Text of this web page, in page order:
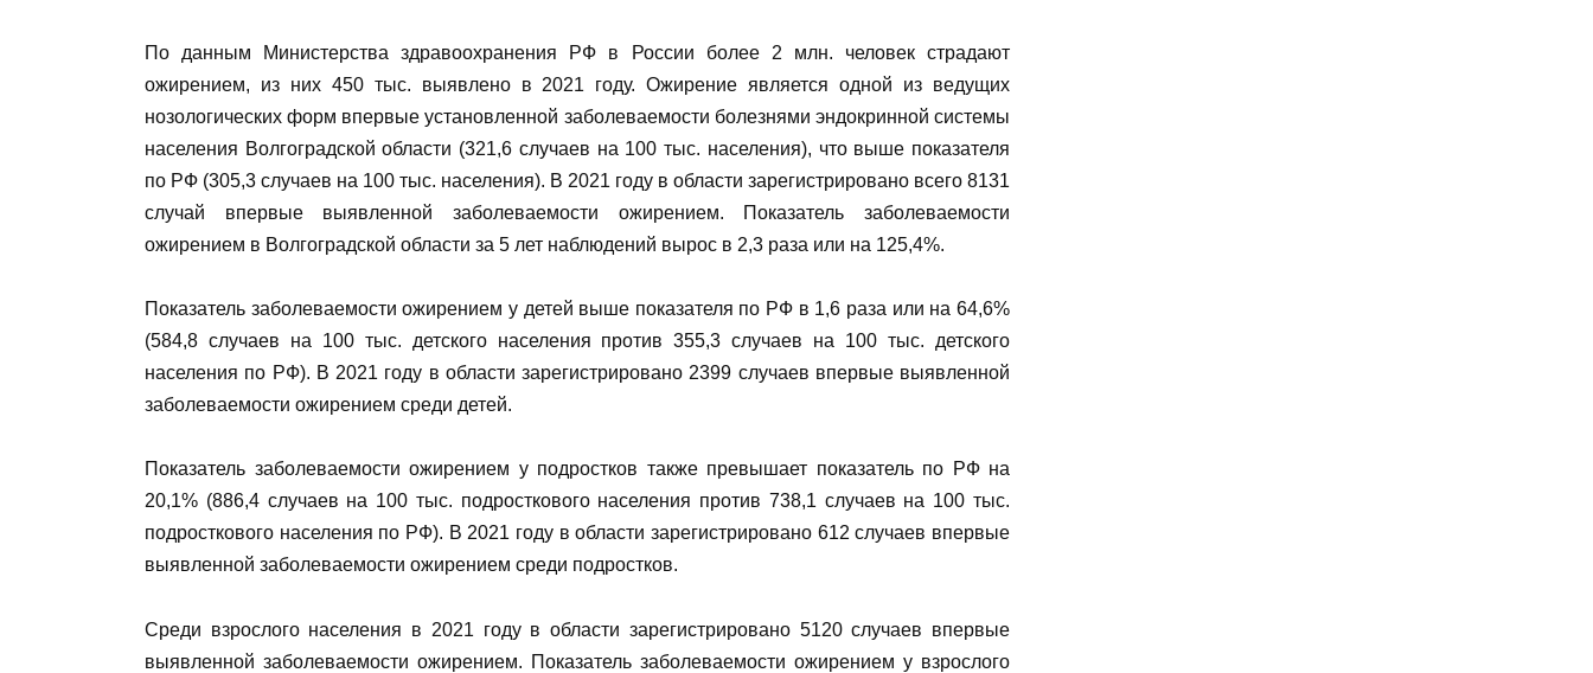
По данным Министерства здравоохранения РФ в России более 2 млн. человек страдают
ожирением, из них 450 тыс. выявлено в 2021 году. Ожирение является одной из ведущих
нозологических форм впервые установленной заболеваемости болезнями эндокринной системы
населения Волгоградской области (321,6 случаев на 100 тыс. населения), что выше показателя
по РФ (305,3 случаев на 100 тыс. населения). В 2021 году в области зарегистрировано всего 8131
случай впервые выявленной заболеваемости ожирением. Показатель заболеваемости
ожирением в Волгоградской области за 5 лет наблюдений вырос в 2,3 раза или на 125,4%.
Показатель заболеваемости ожирением у детей выше показателя по РФ в 1,6 раза или на 64,6%
(584,8 случаев на 100 тыс. детского населения против 355,3 случаев на 100 тыс. детского
населения по РФ). В 2021 году в области зарегистрировано 2399 случаев впервые выявленной
заболеваемости ожирением среди детей.
Показатель заболеваемости ожирением у подростков также превышает показатель по РФ на
20,1% (886,4 случаев на 100 тыс. подросткового населения против 738,1 случаев на 100 тыс.
подросткового населения по РФ). В 2021 году в области зарегистрировано 612 случаев впервые
выявленной заболеваемости ожирением среди подростков.
Среди взрослого населения в 2021 году в области зарегистрировано 5120 случаев впервые
выявленной заболеваемости ожирением. Показатель заболеваемости ожирением у взрослого